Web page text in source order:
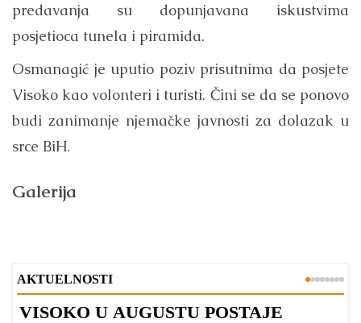
predavanja su dopunjavana iskustvima
posjetioca tunela i piramida.
Osmanagić je uputio poziv prisutnima da posjete
Visoko kao volonteri i turisti. Čini se da se ponovo
budi zanimanje njemačke javnosti za dolazak u
srce BiH.
Galerija
AKTUELNOSTI
VISOKO U AUGUSTU POSTAJE